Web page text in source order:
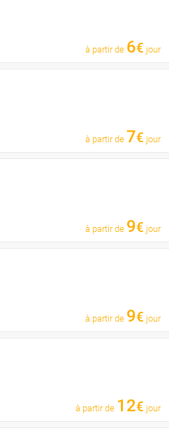
à partir de 6€ jour
à partir de 7€ jour
à partir de 9€ jour
à partir de 9€ jour
à partir de 12€ jour